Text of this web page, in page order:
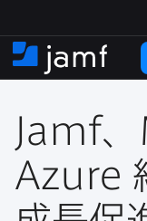
イ
ン
コ
ン
に
移
ホ
ー
Jamf、
Azure